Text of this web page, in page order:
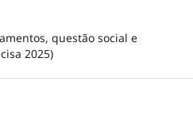
questão social e
2025)